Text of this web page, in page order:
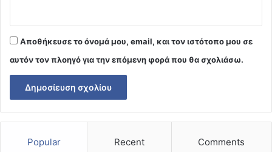
Αποθήκευσε το όνομά μου, email, και τον ιστότοπο μου σε
αυτόν τον πλοηγό για την επόμενη φορά που θα σχολιάσω.
Popular Recent Comments